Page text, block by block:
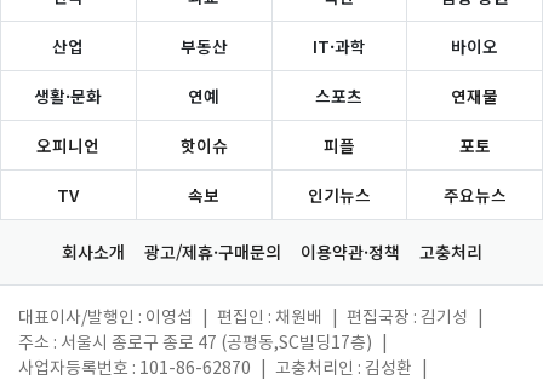
산업 부동산 IT·과학 바이오
생활·문화 연예 스포츠 연재물
오피니언 핫이슈 피플 포토
TV 속보 인기뉴스 주요뉴스
회사소개 광고/제휴·구매문의 이용약관·정책 고충처리
대표이사/발행인 : 이영섭 편집인 : 채원배 편집국장 : 김기성
주소 : 서울시 종로구 종로 47 (공평동,SC빌딩17층)
사업자등록번호 : 101-86-62870
고충처리인 : 김성환